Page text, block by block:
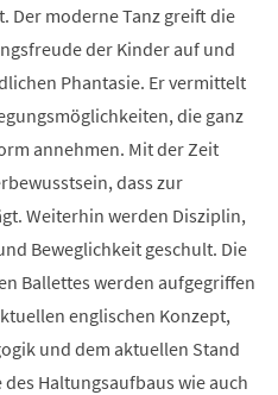
Der moderne Tanz greift die
der Kinder auf und
Phantasie. Er vermittelt
die ganz
annehmen. Mit der Zeit
dass zur
Weiterhin werden Disziplin,
Beweglichkeit geschult. Die
Ballettes werden aufgegriffen
englischen Konzept,
und dem aktuellen Stand
Haltungsaufbaus wie auch